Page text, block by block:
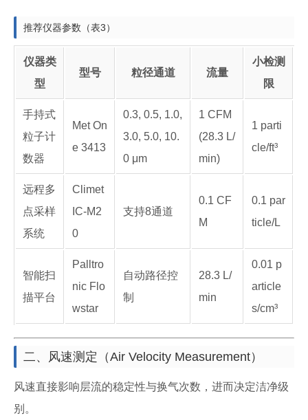
推荐仪器参数（表3）
仪器类
型
型号 粒径通道 流量
小检测
限
手持式
粒子计
数器
Met On
e 3413
0.3, 0.5, 1.0,
3.0, 5.0, 10.
0 μm
1 CFM
(28.3 L/
min)
1 parti
cle/ft³
远程多
点采样
系统
Climet
IC-M2
0
支持8通道
0.1 CF
M
0.1 par
ticle/L
智能扫
描平台
Palltro
nic Flo
wstar
自动路径控
制
28.3 L/
min
0.01 p
article
s/cm³
二、风速测定（Air Velocity Measurement）
风速直接影响层流的稳定性与换气次数，进而决定洁净级
别。